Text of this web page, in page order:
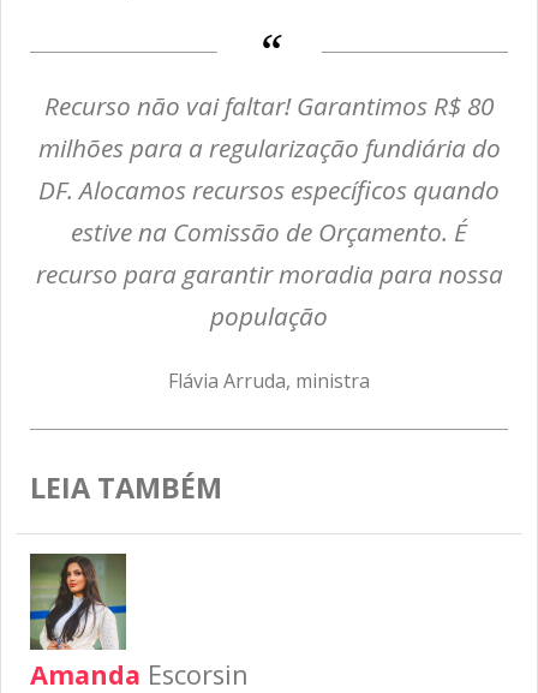
Recurso não vai faltar! Garantimos R$ 80
milhões para a regularização fundiária do
DF. Alocamos recursos específicos quando
estive na Comissão de Orçamento. É
recurso para garantir moradia para nossa
população
Flávia Arruda, ministra
LEIA TAMBÉM
Amanda Escorsin